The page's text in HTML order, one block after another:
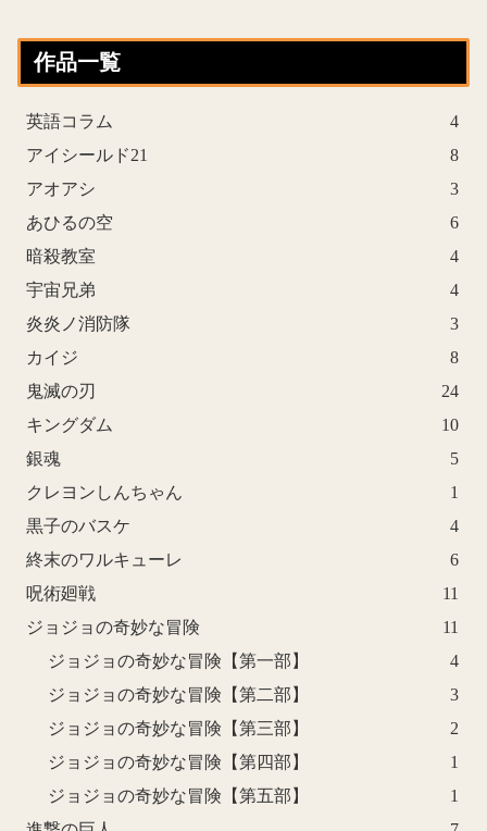
作品一覧
英語コラム
4
アイシールド21
8
アオアシ
3
あひるの空
6
暗殺教室
4
宇宙兄弟
4
炎炎ノ消防隊
3
カイジ
8
鬼滅の刃
24
キングダム
10
銀魂
5
クレヨンしんちゃん
1
黒子のバスケ
4
終末のワルキューレ
6
呪術廻戦
11
ジョジョの奇妙な冒険
11
ジョジョの奇妙な冒険【第一部】
4
ジョジョの奇妙な冒険【第二部】
3
ジョジョの奇妙な冒険【第三部】
2
ジョジョの奇妙な冒険【第四部】
1
ジョジョの奇妙な冒険【第五部】
1